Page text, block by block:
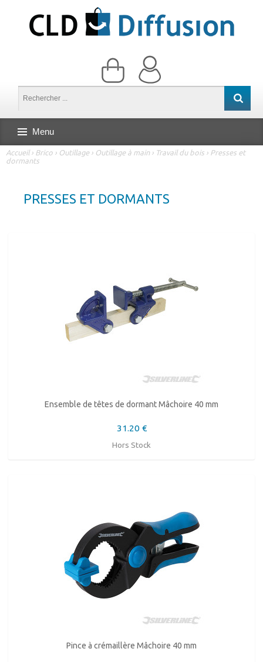
Menu
Accueil› Brico › Outillage › Outillage à main › Travail du bois › Presses et
dormants
PRESSES ET DORMANTS
Ensemble de têtes de dormant Mâchoire 40 mm
31.20 €
Hors Stock
Pince à crémaillère Mâchoire 40 mm